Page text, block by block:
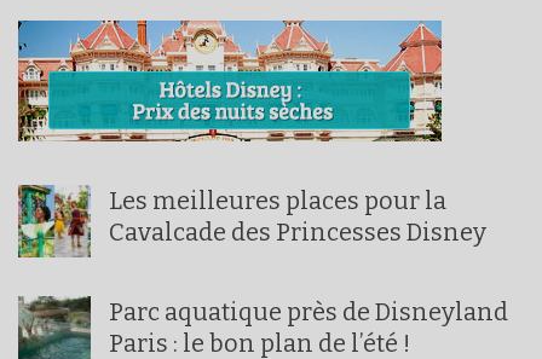
Les meilleures places pour la
Cavalcade des Princesses Disney
Parc aquatique près de Disneyland
Paris : le bon plan de l’été !